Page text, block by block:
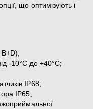
що оптимізують і
B+D);
-10°С до +40°С;
ІР68;
ІР65;